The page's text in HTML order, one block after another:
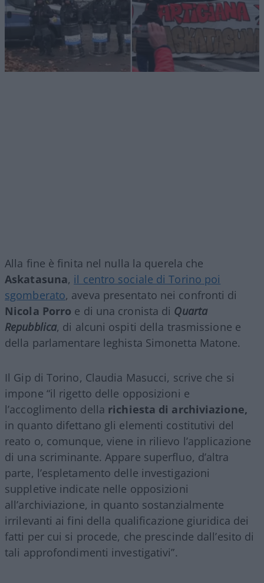
Alla fine è finita nel nulla la querela che
Askatasuna, il centro sociale di Torino poi
sgomberato, aveva presentato nei confronti di
Nicola Porro e di una cronista di Quarta
Repubblica, di alcuni ospiti della trasmissione e
della parlamentare leghista Simonetta Matone.
Il Gip di Torino, Claudia Masucci, scrive che si
impone “il rigetto delle opposizioni e
l’accoglimento della richiesta di archiviazione,
in quanto difettano gli elementi costitutivi del
reato o, comunque, viene in rilievo l’applicazione
di una scriminante. Appare superfluo, d’altra
parte, l’espletamento delle investigazioni
suppletive indicate nelle opposizioni
all’archiviazione, in quanto sostanzialmente
irrilevanti ai fini della qualificazione giuridica dei
fatti per cui si procede, che prescinde dall’esito di
tali approfondimenti investigativi”.